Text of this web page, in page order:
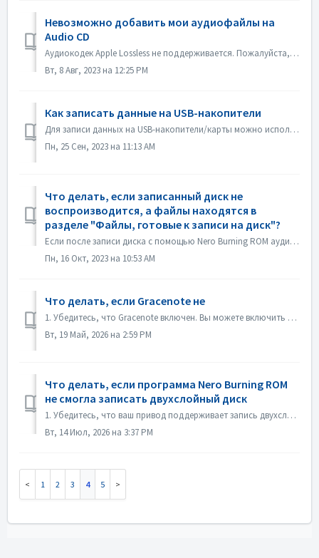
Невозможно добавить мои аудиофайлы на
Audio CD
Аудиокодек Apple Lossless не поддерживается. Пожалуйста, проверьте аудиокодек ваших файлов. Или пришлите его нам для проверки.
Вт, 8 Авг, 2023 на 12:25 PM
Как записать данные на USB-накопители
Для записи данных на USB-накопители/карты можно использовать программы Nero Burning ROM и Nero USBxCOPY. В программе Nero Burning ROM в разделе "USB-на...
Пн, 25 Сен, 2023 на 11:13 AM
Что делать, если записанный диск не
воспроизводится, а файлы находятся в
разделе "Файлы, готовые к записи на диск"?
Если после записи диска с помощью Nero Burning ROM аудио CD не воспроизводится CD-плеером, откройте диск в проводнике Windows и проверьте файлы. Если все...
Пн, 16 Окт, 2023 на 10:53 AM
Что делать, если Gracenote не
1. Убедитесь, что Gracenote включен. Вы можете включить его в меню «Файл->Настройки->База данных», установив флажок «Включить доступ к онлайн-базе дан...
Вт, 19 Май, 2026 на 2:59 PM
Что делать, если программа Nero Burning ROM
не смогла записать двухслойный диск
1. Убедитесь, что ваш привод поддерживает запись двухслойных дисков. 2. Уменьшите скорость записи: запись на высокой скорости может привести к сбою при...
Вт, 14 Июл, 2026 на 3:37 PM
1 2 3 4 5